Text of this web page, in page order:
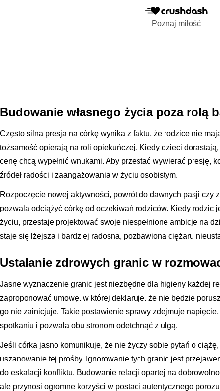
Poznaj miłość
Budowanie własnego życia poza rolą
Często silna presja na córkę wynika z faktu, że rodzice nie
tożsamość opierają na roli opiekuńczej. Kiedy dzieci
cenę chcą wypełnić wnukami. Aby przestać wywierać presję,
źródeł radości i zaangażowania w życiu osobistym.
Rozpoczęcie nowej aktywności, powrót do dawnych pasji czy
pozwala odciążyć córkę od oczekiwań rodziców. Kiedy rodzic
życiu, przestaje projektować swoje niespełnione ambicje na
staje się lżejsza i bardziej radosna, pozbawiona ciężaru
Ustalanie zdrowych granic w
Jasne wyznaczenie granic jest niezbędne dla higieny każdej
zaproponować umowę, w której deklaruje, że nie będzie
go nie zainicjuje. Takie postawienie sprawy zdejmuje napięcie,
spotkaniu i pozwala obu stronom odetchnąć z ulgą.
Jeśli córka jasno komunikuje, że nie życzy sobie pytań o
uszanowanie tej prośby. Ignorowanie tych granic jest
do eskalacji konfliktu. Budowanie relacji opartej na
ale przynosi ogromne korzyści w postaci autentycznego